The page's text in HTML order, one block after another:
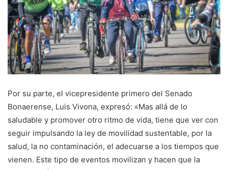
Por su parte, el vicepresidente primero del Senado
Bonaerense, Luis Vivona, expresó: «Mas allá de lo
saludable y promover otro ritmo de vida, tiene que ver con
seguir impulsando la ley de movilidad sustentable, por la
salud, la no contaminación, el adecuarse a los tiempos que
vienen. Este tipo de eventos movilizan y hacen que la